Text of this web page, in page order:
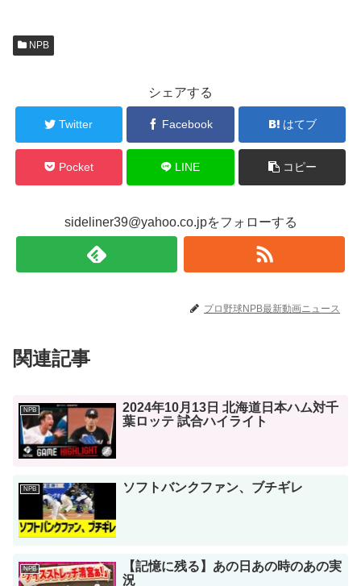
NPB
シェアする
Twitter Facebook はてブ
Pocket LINE コピー
sideliner39@yahoo.co.jpをフォローする
プロ野球NPB最新動画ニュース
関連記事
NPB
2024年10月13日 北海道日本ハム対千
葉ロッテ 試合ハイライト
NPB ソフトバンクファン、ブチギレ
NPB
【記憶に残る】あの日あの時のあの実
況